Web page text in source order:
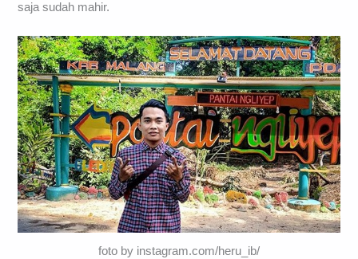
saja sudah mahir.
foto by instagram.com/heru_ib/